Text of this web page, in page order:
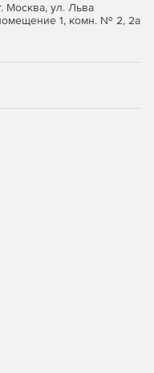
или
Transfer и
возможностям.
и продуктивно
бизнес-процессов
Москва, ул. Льва
1, комн. № 2, 2а